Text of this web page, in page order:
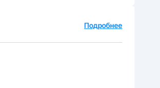
Подробнее